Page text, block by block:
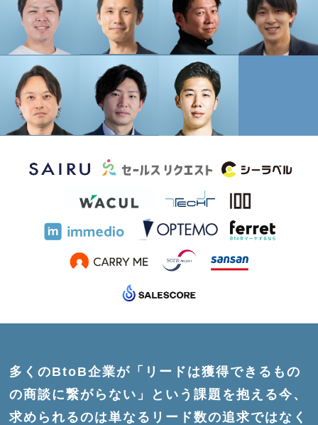
多くのBtoB企業が「リードは獲得できるもの
の商談に繋がらない」という課題を抱える今、
求められるのは単なるリード数の追求ではなく